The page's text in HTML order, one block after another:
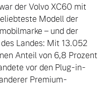
der Volvo XC60 mit
Modell der
– und der
Landes: Mit 13.052
Anteil von 6,8 Prozent
vor den Plug-in-
Premium-